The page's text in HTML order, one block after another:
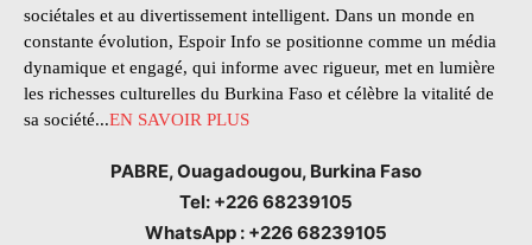
sociétales et au divertissement intelligent. Dans un monde en
constante évolution, Espoir Info se positionne comme un média
dynamique et engagé, qui informe avec rigueur, met en lumière
les richesses culturelles du Burkina Faso et célèbre la vitalité de
sa société...EN SAVOIR PLUS
PABRE, Ouagadougou, Burkina Faso
Tel: +226 68239105
WhatsApp : +226 68239105